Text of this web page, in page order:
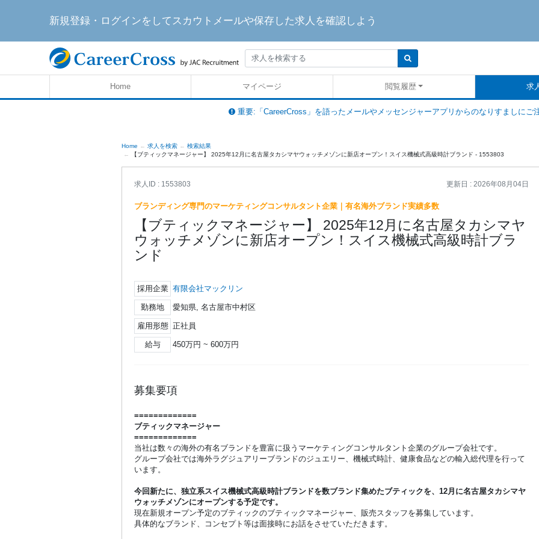
新規登録・ログインをしてスカウトメールや保存した求人を確認しよう
Home マイページ 閲覧履歴 求
重要:「CareerCross」を語ったメールやメッセンジャーアプリからのなりすましにご
Home 求人を検索
検索結果
【ブティックマネージャー】 2025年12月に名古屋タカシマヤウォッチメゾンに新店オープン！スイス機械式高級時計ブランド - 1553803
求人ID : 1553803 更新日 : 2026年08月04日
ブランディング専門のマーケティングコンサルタント企業｜有名海外ブランド実績多数
【ブティックマネージャー】 2025年12月に名古屋タカシマヤ
ウォッチメゾンに新店オープン！スイス機械式高級時計ブラ
ンド
採用企業 有限会社マックリン
勤務地 愛知県, 名古屋市中村区
雇用形態 正社員
給与 450万円 ~ 600万円
募集要項
=============
ブティックマネージャー
=============
当社は数々の海外の有名ブランドを豊富に扱うマーケティングコンサルタント企業のグループ会社です。
グループ会社では海外ラグジュアリーブランドのジュエリー、機械式時計、健康食品などの輸入総代理を行って
います。
今回新たに、独立系スイス機械式高級時計ブランドを数ブランド集めたブティックを、12月に名古屋タカシマヤ
ウォッチメゾンにオープンする予定です。
現在新規オープン予定のブティックのブティックマネージャー、販売スタッフを募集しています。
具体的なブランド、コンセプト等は面接時にお話をさせていただきます。